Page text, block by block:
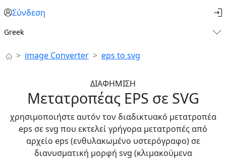
Σύνδεση
Greek
image Converter eps to svg
ΔΙΑΦΗΜΙΣΗ
Μετατροπέας EPS σε SVG
χρησιμοποιήστε αυτόν τον διαδικτυακό μετατροπέα
eps σε svg που εκτελεί γρήγορα μετατροπές από
αρχείο eps (ενθυλακωμένο υστερόγραφο) σε
διανυσματική μορφή svg (κλιμακούμενα